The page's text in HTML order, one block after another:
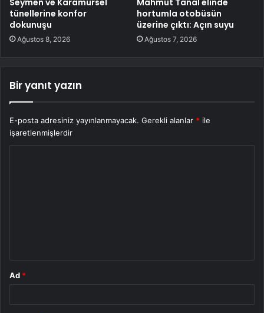
tünellerine konfor
dokunuşu
Ağustos 8, 2026
hortumla otobüsün
üzerine çıktı: Açın suyu
Ağustos 7, 2026
Bir yanıt yazın
E-posta adresiniz yayınlanmayacak. Gerekli alanlar * ile
işaretlenmişlerdir
Ad *